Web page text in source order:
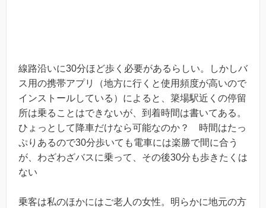
線路沿いに30分ほど歩く必要があるらしい。しかしバ
ス用の携帯アプリ（地方に行くと使用頻度が高いので
インストールしている）によると、簗場駅近くの停留
所は乗ることはできないが、到着時間は書いてある。
ひょっとして降車だけなら可能なのか？ 時間はたっ
ぷりあるので30分歩いても電車には楽勝で間に合う
が、わざわざバスに乗って、その後30分も歩きたくは
ない
乗客は私のほかにはご老人の女性。明らかに地元の方